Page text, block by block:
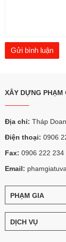
XÂY DỰNG PHẠM
Địa chỉ: Tháp
Điện thoại: 0906
Fax: 0906 222 234
Email:
PHẠM GIA
chuyện
Phạm
DỊCH VỤ